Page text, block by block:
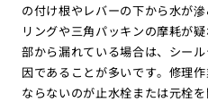
の付け根やレバーの下から水が
リングや三角パッキンの摩耗が
部から漏れている場合は、シー
因であることが多いです。修理
ならないのが止水栓または元栓